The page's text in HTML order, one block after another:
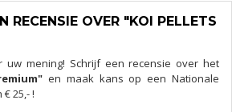
RECENSIE OVER "KOI PELLETS
uw mening! Schrijf een recensie over het
en maak kans op een Nationale
25,- !